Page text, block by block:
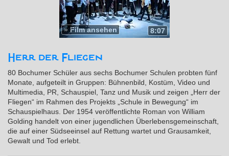
8:07
»Film ansehen
Herr der Fliegen
80 Bochumer Schüler aus sechs Bochumer Schulen probten fünf
Monate, aufgeteilt in Gruppen: Bühnenbild, Kostüm, Video und
Multimedia, PR, Schauspiel, Tanz und Musik und zeigen „Herr der
Fliegen“ im Rahmen des Projekts „Schule in Bewegung“ im
Schauspielhaus. Der 1954 veröffentlichte Roman von William
Golding handelt von einer jugendlichen Überlebensgemeinschaft,
die auf einer Südseeinsel auf Rettung wartet und Grausamkeit,
Gewalt und Tod erlebt.